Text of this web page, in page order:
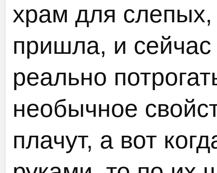
храм для
пришла, и сейчас
реально
необычное
плачут, а вот